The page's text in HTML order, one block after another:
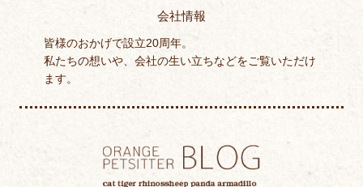
会社情報
皆様のおかげで設立20周年。
私たちの想いや、会社の生い立ちなどをご覧いただけ
ます。